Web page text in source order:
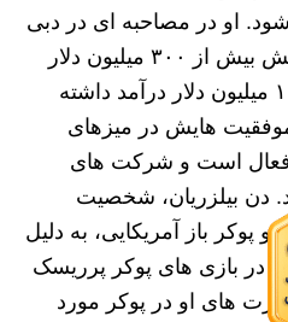
او در مصاحبه‌ ای در دبی
اعلام کرد که دارایی خالصش بیش از ۳۰۰ میلیون دلار
است و در سال گذشته ۱۰۰ میلیون دلار درآمد داشته
هایش در میزهای
فعال است و شرکت‌ های
دن بیلزریان، شخصیت
پوکر باز آمریکایی، به دلیل
بازی‌ های پوکر پرریسک
های او در پوکر مورد